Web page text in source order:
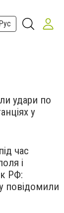
удари по
у
час
і
РФ:
повідомили